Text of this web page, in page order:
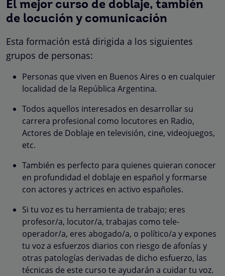
El mejor curso de doblaje, también
de locución y comunicación
Esta formación está dirigida a los siguientes
grupos de personas:
Personas que viven en Buenos Aires o en cualquier
localidad de la República Argentina.
Todos aquellos interesados en desarrollar su
carrera profesional como locutores en Radio,
Actores de Doblaje en televisión, cine, videojuegos,
etc.
También es perfecto para quienes quieran conocer
en profundidad el doblaje en español y formarse
con actores y actrices en activo españoles.
Si tu voz es tu herramienta de trabajo; eres
profesor/a, locutor/a, trabajas como tele-
operador/a, eres abogado/a, o político/a y expones
tu voz a esfuerzos diarios con riesgo de afonías y
otras patologías derivadas de dicho esfuerzo, las
técnicas de este curso te ayudarán a cuidar tu voz.